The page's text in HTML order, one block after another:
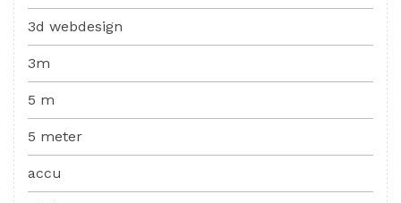
3d webdesign
3m
5 m
5 meter
accu